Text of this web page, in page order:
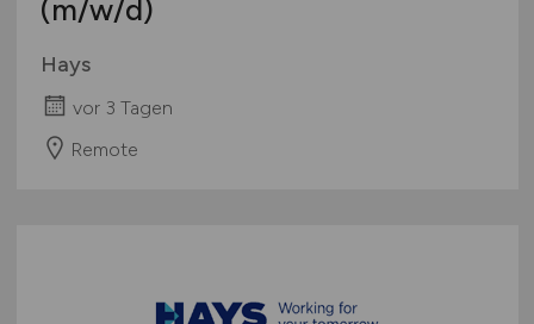
(m/w/d)
Hays
vor 3 Tagen
Remote